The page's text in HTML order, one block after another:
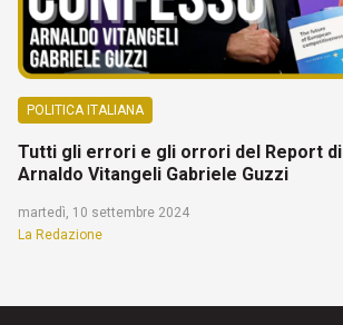
POLITICA ITALIANA
Tutti gli errori e gli orrori del Report di
Arnaldo Vitangeli Gabriele Guzzi
martedì, 10 settembre 2024
La Redazione